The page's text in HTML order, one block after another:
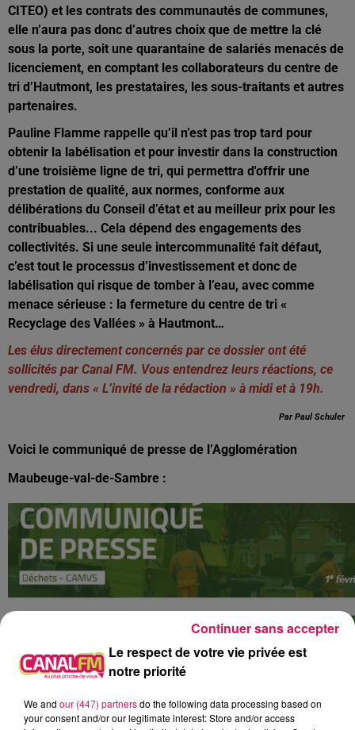
CITEO) et les contrats des communautés de communes,
elle n’aura pas donc d’autres choix que de mettre la clé
sous la porte, soit une quarantaine de salariés menacés de
licenciement, en comptant les collaborateurs du centre de
tri d’Hautmont, les prestataires, les sous-traitants et autres
partenaires.
Pauline Flamme rappelle qu’il n’est pas trop tard pour
obtenir la labélisation et pour investir dans la construction
d’une troisième ligne de tri, qui permettra d'offrir une
prestation de qualité, aux normes, conforme aux
délibérations du Conseil d’état et au meilleur prix pour les
contribuables... Cela dépend des engagements des
collectivités. Si une seule intercommunalité fait défaut,
c’est tout le processus d’investissement et donc de
labélisation qui risque de tomber à l’eau, avec comme
menace sérieuse : la fermeture du centre de tri «
Recyclage des Vallées » à Hautmont…
Les élus directement concernés par ce dossier ont été
sollicités par Canal FM. Vous entendrez leurs réactions, ce
vendredi, dans « L’invité de la rédaction » à midi et à 19h.
Par Paul Schuler
Voici le communiqué de presse de l’Agglomération
Maubeuge-val-de-Sambre :
Le respect de votre vie privée est
notre priorité
We and our (447) partnersdo the following data processing based on
your consent and/or our legitimate interest: Store and/or access
Continuer sans accepter